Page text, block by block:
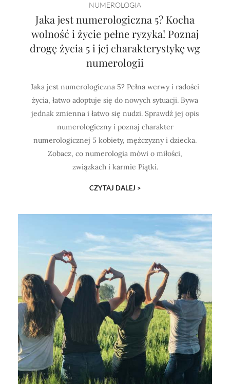
NUMEROLOGIA
Jaka jest numerologiczna 5? Kocha
wolność i życie pełne ryzyka! Poznaj
drogę życia 5 i jej charakterystykę wg
numerologii
Jaka jest numerologiczna 5? Pełna werwy i radości
życia, łatwo adoptuje się do nowych sytuacji. Bywa
jednak zmienna i łatwo się nudzi. Sprawdź jej opis
numerologiczny i poznaj charakter
numerologicznej 5 kobiety, mężczyzny i dziecka.
Zobacz, co numerologia mówi o miłości,
związkach i karmie Piątki.
CZYTAJ DALEJ >